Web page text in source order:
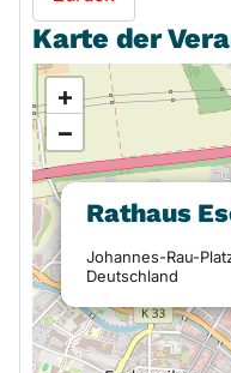
Karte der
Rathaus
Johannes-Rau-
Deutschland
+
−